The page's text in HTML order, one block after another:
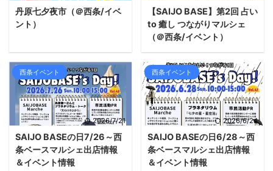
丹原七夕夜市（＠西条/イベ
ント）
【SAIJO BASE】第2回 占い
to 癒し つながりマルシェ
（＠西条/イベント）
西条イベント
2026/7/21
SAIJO BASEの日7/26～西
条ベースマルシェ出店情報
＆イベント情報
西条イベント
2026/6/24
SAIJO BASEの日6/28～西
条ベースマルシェ出店情報
＆イベント情報